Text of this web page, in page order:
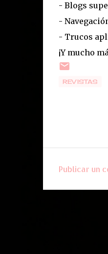
- Blogs
-
- Trucos
¡Y mucho
REVISTAS
o
Publicar un